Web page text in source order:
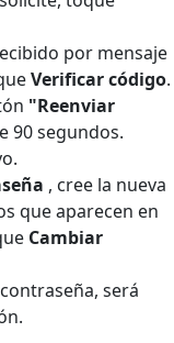
por mensaje
Verificar código.
"Reenviar
90 segundos.
, cree la nueva
que aparecen en
Cambiar
será